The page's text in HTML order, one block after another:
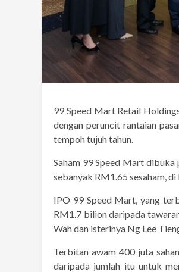
99 Speed ​​Mart Retail
dengan peruncit rantaian
tempoh tujuh tahun.
Saham 99 Speed ​​Mart
sebanyak RM1.65 sesaham,
IPO 99 Speed ​​Mart, yang
RM1.7 bilion daripada
Wah dan isterinya Ng Lee
Terbitan awam 400 juta
daripada jumlah itu untuk